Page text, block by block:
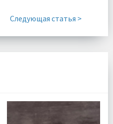
Следующая статья >